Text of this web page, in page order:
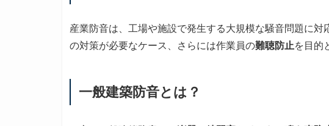
産業防音は、工場や施設で発生する大規模な騒音問題に対
の対策が必要なケース、さらには作業員の難聴防止を目的
一般建築防音とは？